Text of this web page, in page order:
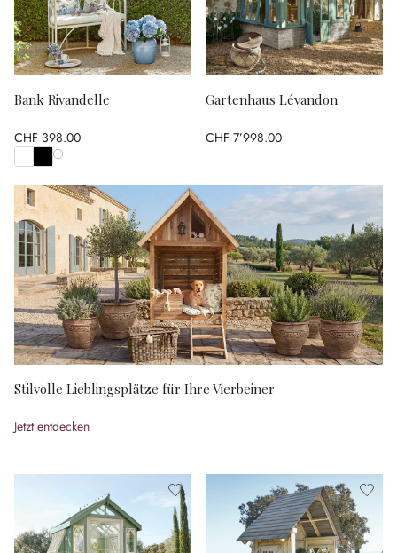
Bank Rivandelle
CHF 398.00
Alle Farben anzeigen
Gartenhaus Lévandon
CHF 7’998.00
Stilvolle Lieblingsplätze für Ihre Vierbeiner
Jetzt entdecken